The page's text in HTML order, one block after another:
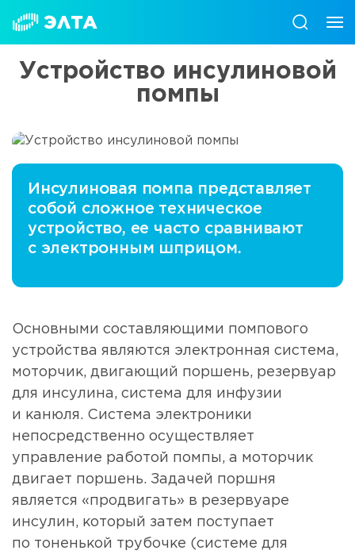
Устройство инсулиновой
помпы
Инсулиновая помпа представляет
собой сложное техническое
устройство, ее часто сравнивают
с электронным шприцом.
Основными составляющими помпового
устройства являются электронная система,
моторчик, двигающий поршень, резервуар
для инсулина, система для инфузии
и канюля. Система электроники
непосредственно осуществляет
управление работой помпы, а моторчик
двигает поршень. Задачей поршня
является «продвигать» в резервуаре
инсулин, который затем поступает
по тоненькой трубочке (системе для